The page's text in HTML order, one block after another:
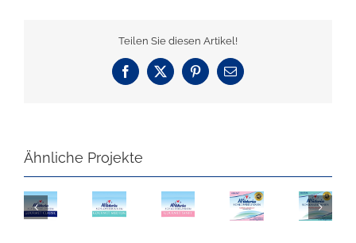
Teilen Sie diesen Artikel!
Facebook
X PinterestE-
Ähnliche Projekte